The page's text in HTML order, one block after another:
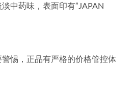
中药味，表面印有”JAPAN
惕，正品有严格的价格管控体